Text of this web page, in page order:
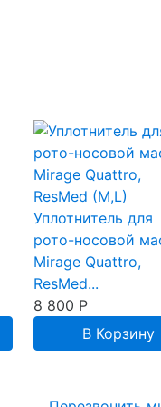
Уплотнитель для
рото-носовой
Mirage Quattro,
ResMed...
8 800 Р
В Корзину